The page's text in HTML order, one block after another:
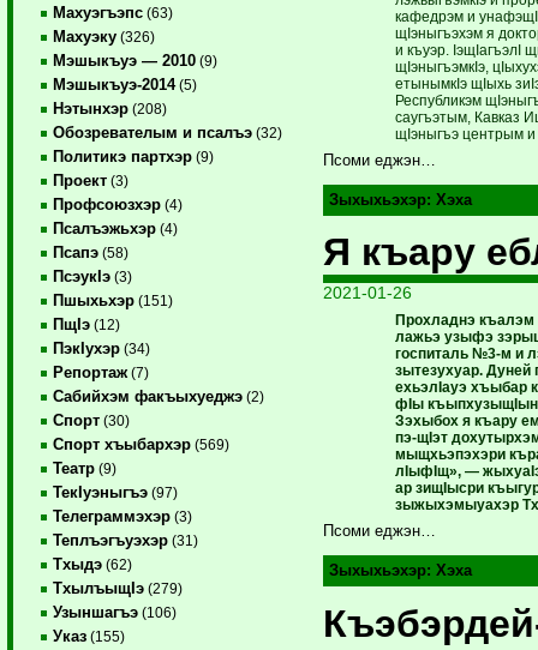
Махуэгъэпс (63)
Махуэку (326)
Мэшыкъуэ — 2010 (9)
Мэшыкъуэ-2014(5)
Нэтынхэр (208)
Обозревателым и псалъэ (32)
Политикэ партхэр (9)
Проект (3)
Профсоюзхэр (4)
Псалъэжьхэр (4)
Псапэ (58)
ПсэукIэ (3)
Пшыхьхэр (151)
ПщIэ (12)
ПэкIухэр (34)
Репортаж (7)
Сабийхэм факъыхуеджэ (2)
Спорт (30)
Спорт хъыбархэр (569)
Театр (9)
ТекIуэныгъэ (97)
Телеграммэхэр (3)
Теплъэгъуэхэр (31)
Тхыдэ (62)
ТхылъыщIэ (279)
Узыншагъэ (106)
Указ (155)
кафедрэм и
щIэныгъэхэм я
и къуэр.
щIэныгъэмкIэ,
етынымкIэ щIыхь
Республикэм
саугъэтым, Кавказ
щIэныгъэ центрым и
Псоми еджэн…
Зыхыхьэхэр:Хэха
Я къару
2021-01-26
Прохладнэ
лажьэ узыфэ
госпиталь №3-м и
зытезухуар. Дуней
ехьэлIауэ хъыбар
фIы
Зэхыбох я къару
пэ-щIэт
мыщхьэпэхэри
лIыфIщ», —
ар зищIысри
зыжыхэмыуахэр
Псоми еджэн…
Зыхыхьэхэр:Хэха